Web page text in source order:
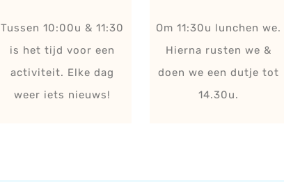
Tussen 10:00u & 11:30
is het tijd voor een
activiteit. Elke dag
weer iets nieuws!
Om 11:30u lunchen we.
Hierna rusten we &
doen we een dutje tot
14.30u.